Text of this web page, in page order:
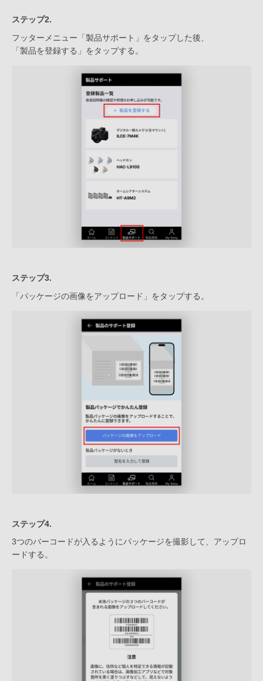
ステップ2.
フッターメニュー「製品サポート」をタップした後、
「製品を登録する」をタップする。
ステップ3.
「パッケージの画像をアップロード」をタップする。
ステップ4.
3つのバーコードが入るようにパッケージを撮影して、アップロ
ードする。